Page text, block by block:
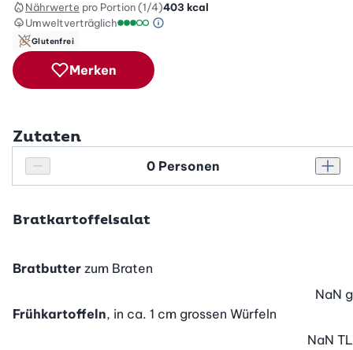
Nährwerte pro Portion (1/4)403 kcal
Umweltverträglich
Green Betty Skala Info
Glutenfrei
Merken
Zutaten
Personenanzahl verringern
Personenanzahl
Bratkartoffelsalat
Bratbutter zum Braten
Frühkartoffeln, in ca. 1 cm grossen Würfeln
NaN g
NaN TL